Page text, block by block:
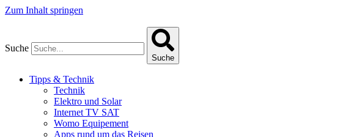
Zum Inhalt springen
Suche
Suche
Tipps & Technik
Technik
Elektro und Solar
Internet TV SAT
Womo Equipement
Apps rund um das Reisen